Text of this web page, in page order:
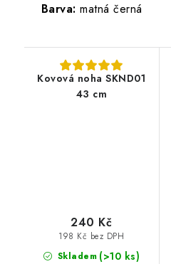
Barva: matná černá
Kovová noha SKND01
43 cm
Skladem (>10 ks)
198 Kč bez DPH
240 Kč